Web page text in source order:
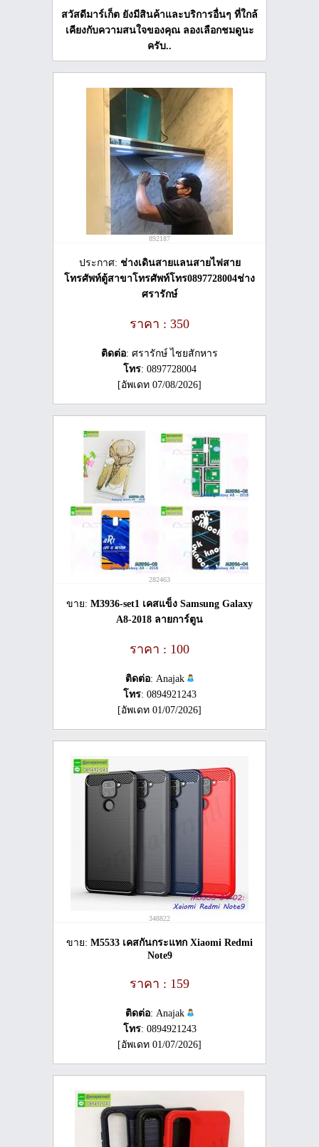
สวัสดีมาร์เก็ต ยังมีสินค้าและบริการอื่นๆ ที่ใกล้
เคียงกับความสนใจของคุณ ลองเลือกชมดูนะ
ครับ..
892187
ประกาศ: ช่างเดินสายแลนสายไฟสาย
โทรศัพท์ตู้สาขาโทรศัพท์โทร0897728004ช่าง
ศรารักษ์
ราคา : 350
ติดต่อ: ศรารักษ์ ไชยสักหาร
โทร: 0897728004
[อัพเดท 07/08/2026]
282463
ขาย: M3936-set1 เคสแข็ง Samsung Galaxy
A8-2018 ลายการ์ตูน
ราคา : 100
ติดต่อ: Anajak
โทร: 0894921243
[อัพเดท 01/07/2026]
348822
ขาย: M5533 เคสกันกระแทก Xiaomi Redmi
Note9
ราคา : 159
ติดต่อ: Anajak
โทร: 0894921243
[อัพเดท 01/07/2026]